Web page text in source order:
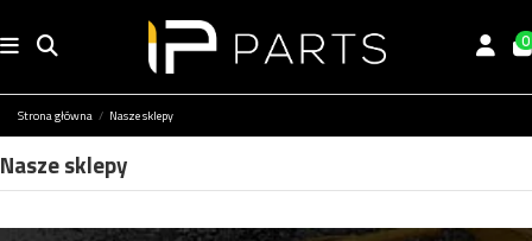
0
Strona główna Nasze sklepy
Nasze sklepy